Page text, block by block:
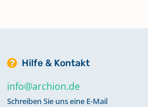
Hilfe & Kontakt
info@archion.de
Schreiben Sie uns eine E-Mail